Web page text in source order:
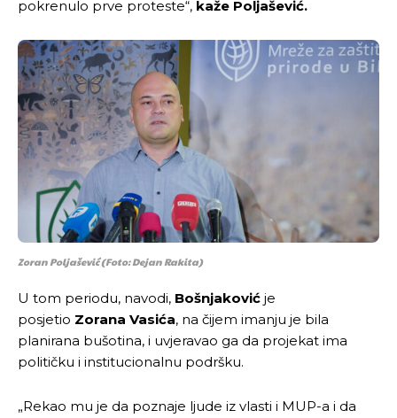
pokrenulo prve proteste“, kaže Poljašević.
Zoran Poljašević (Foto: Dejan Rakita)
U tom periodu, navodi, Bošnjaković je
posjetio Zorana Vasića, na čijem imanju je bila
planirana bušotina, i uvjeravao ga da projekat ima
političku i institucionalnu podršku.
„Rekao mu je da poznaje ljude iz vlasti i MUP-a i da